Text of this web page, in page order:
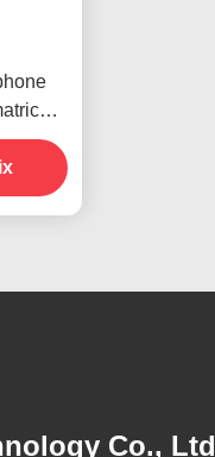
Co., Ltd